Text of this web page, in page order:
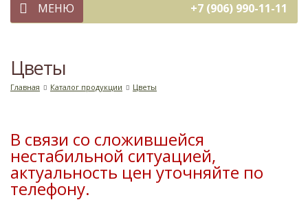
МЕНЮ +7 (906) 990-11-11
Цветы
Главная Каталог продукции Цветы
В связи со сложившейся
нестабильной ситуацией,
актуальность цен уточняйте по
телефону.